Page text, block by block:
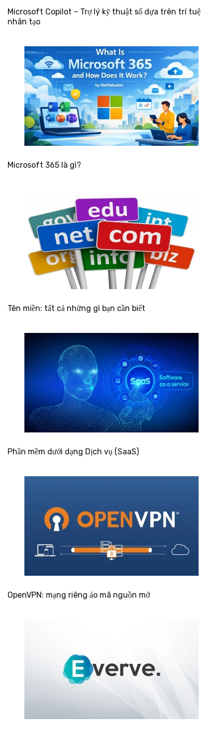
Microsoft Copilot – Trợ lý kỹ thuật số dựa trên trí tuệ
nhân tạo
Microsoft 365 là gì?
Tên miền: tất cả những gì bạn cần biết
Phần mềm dưới dạng Dịch vụ (SaaS)
OpenVPN: mạng riêng ảo mã nguồn mở